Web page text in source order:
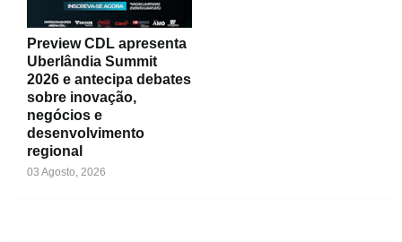
Preview CDL apresenta
Uberlândia Summit
2026 e antecipa debates
sobre inovação,
negócios e
desenvolvimento
regional
03 Agosto, 2026